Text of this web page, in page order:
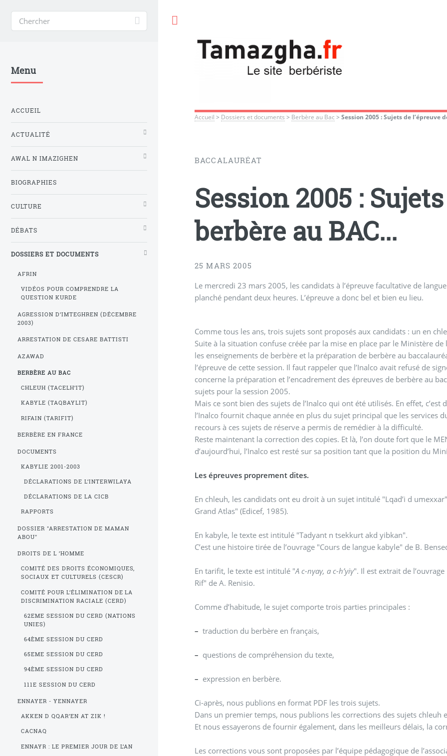
Accueil > Dossiers et documents > Berbère au Bac >Session 2005 : Sujets de l’épreuve
BACCALAURÉAT
Session 2005 :
berbère au BAC...
25 MARS 2005
Le mercredi 23 mars 2005, les candidats à l’épreuve facultative de
planché pendant deux heures. L’épreuve a donc bel et bien eu lieu.
Comme tous les ans, trois sujets sont proposés aux candidats : un en
Suite à la situation confuse créée par la mise en place par le Ministère
les enseignements de berbère et la préparation de berbère au
l’épreuve de cette session. Il faut rappeler que l’Inalco avait refusé de
concerne la préparation et l’encadrement des épreuves de berbère au
sujets pour la session 2005.
Mais ce sont bien des sujets de l’Inalco qui ont été utilisés. En effet,
l’Inalco fournit chaque année en plus du sujet principal que les services
recours à ces sujets de réserve a permis de remédier à la difficulté.
Reste maintenant la correction des copies. Et là, l’on doute fort que le
d’aujourd’hui, l’Inalco est resté sur sa position tant que la position du
Les épreuves proprement dites.
En chleuh, les candidats ont eu droit à un sujet intitulé "Lqad’i d
Grand Atlas" (Edicef, 1985).
En kabyle, le texte est intitulé "Tadyant n tsekkurt akd yibkan".
C’est une histoire tirée de l’ouvrage "Cours de langue kabyle" de B.
En tarifit, le texte est intitulé "A c-nγaγ, a c-h’yiγ". Il est extrait de
Rif" de A. Renisio.
Comme d’habitude, le sujet comporte trois parties principales :
– traduction du berbère en français,
– questions de compréhension du texte,
– expression en berbère.
Ci-après, nous publions en format PDF les trois sujets.
Dans un premier temps, nous publions les corrections des sujets chleuh
Et nous essayerons de fournir également, dans les meilleurs délais, la
Les corrections vous sont proposées par l’équipe pédagogique de
Menu
ACCUEIL
ACTUALITÉ
AWAL N IMAZIGHEN
BIOGRAPHIES
CULTURE
DÉBATS
DOSSIERS ET DOCUMENTS
AFRIN
VIDÉOS POUR COMPRENDRE LA
QUESTION KURDE
AGRESSION D’IMTEGHREN (DÉCEMBRE
2003)
ARRESTATION DE CESARE BATTISTI
AZAWAD
BERBÈRE AU BAC
CHLEUH (TACELH’IT)
KABYLE (TAQBAYLIT)
RIFAIN (TARIFIT)
BERBÈRE EN FRANCE
DOCUMENTS
KABYLIE 2001-2003
DÉCLARATIONS DE L’INTERWILAYA
DÉCLARATIONS DE LA CICB
RAPPORTS
DOSSIER "ARRESTATION DE MAMAN
ABOU"
DROITS DE L ’HOMME
COMITÉ DES DROITS ÉCONOMIQUES,
SOCIAUX ET CULTURELS (CESCR)
COMITÉ POUR L’ÉLIMINATION DE LA
DISCRIMINATION RACIALE (CERD)
62EME SESSION DU CERD (NATIONS
UNIES)
64ÈME SESSION DU CERD
65EME SESSION DU CERD
94ÈME SESSION DU CERD
111E SESSION DU CERD
ENNAYER - YENNAYER
AKKEN D QQAR’EN AT ZIK !
CACNAQ
ENNAYR : LE PREMIER JOUR DE L’AN